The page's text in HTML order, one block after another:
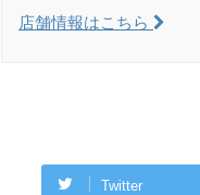
店舗情報はこちら
Twitter